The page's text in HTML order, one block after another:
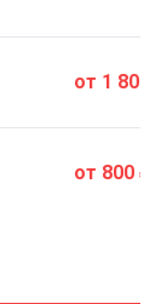
от 1 800
от 800 ₽